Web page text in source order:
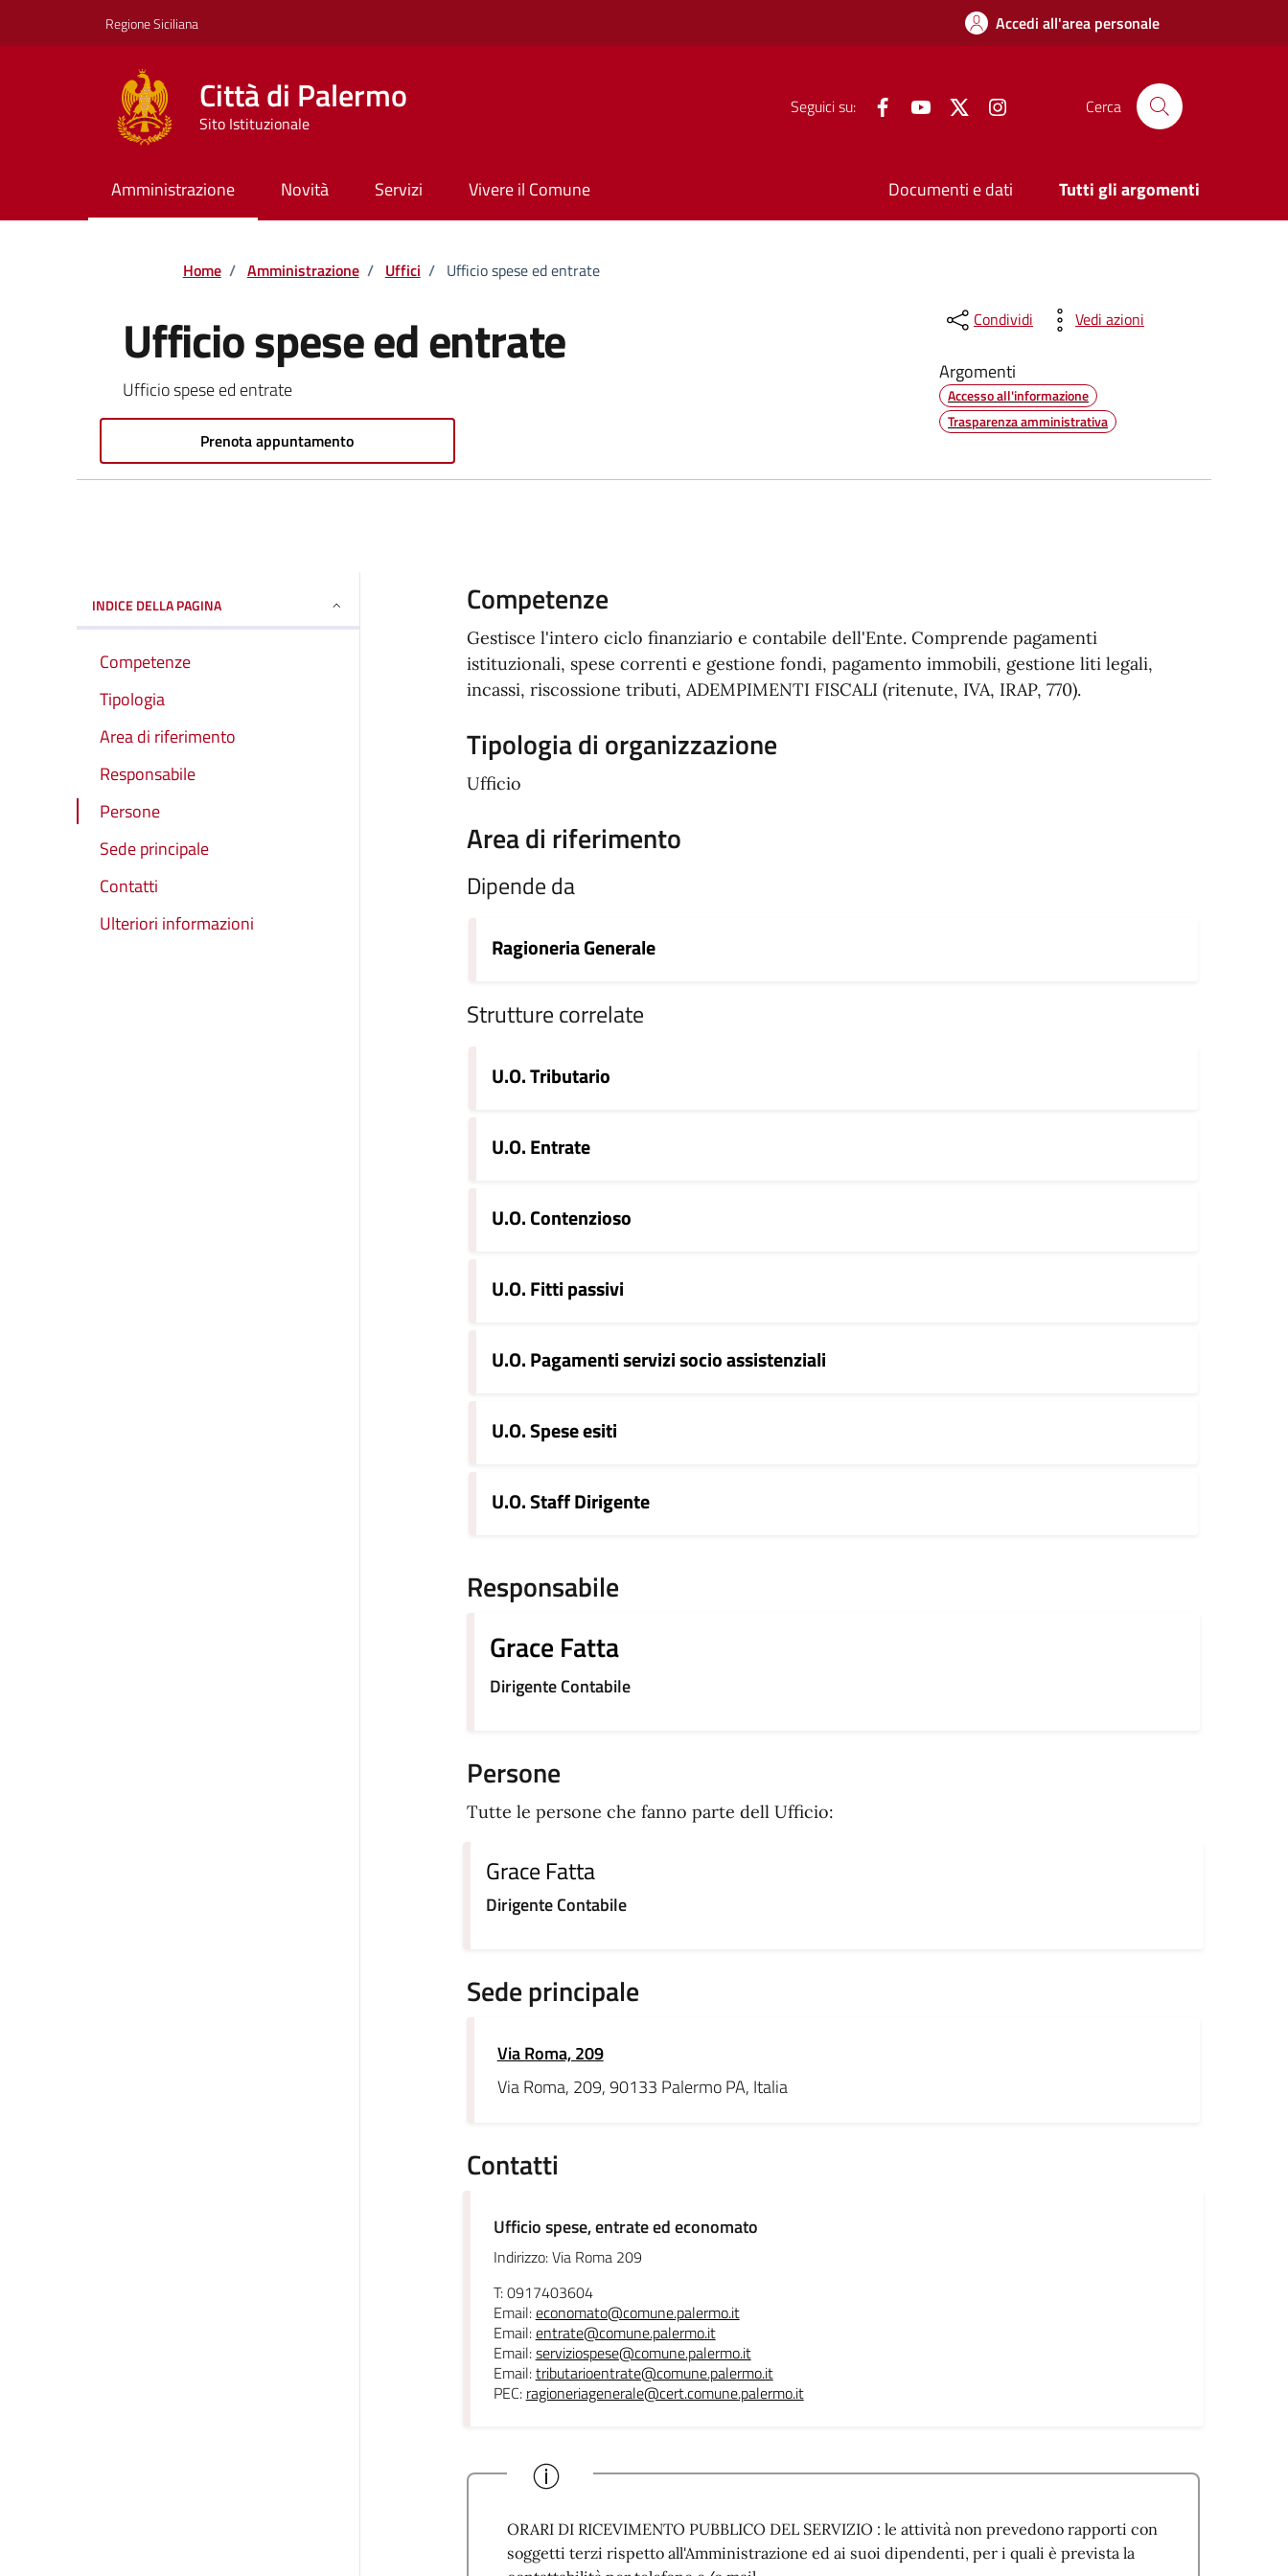
Regione Siciliana Accedi all'area personale
Città di Palermo
Sito Istituzionale
Seguici su: FacebookYouTube Twitter Cerca
Amministrazione Novità Servizi Vivere il Comune Documenti e dati Tutti gli argomenti
Home / Amministrazione / Uffici / Ufficio spese ed entrate
Ufficio spese ed entrate
Ufficio spese ed entrate
Prenota appuntamento
Condividi Vedi azioni
Argomenti
Accesso all'informazione
Trasparenza amministrativa
INDICE DELLA PAGINA
Competenze
Tipologia
Area di riferimento
Responsabile
Persone
Sede principale
Contatti
Ulteriori informazioni
Competenze
Gestisce l'intero ciclo finanziario e contabile dell'Ente. Comprende pagamenti
istituzionali, spese correnti e gestione fondi, pagamento immobili, gestione liti legali,
incassi, riscossione tributi, ADEMPIMENTI FISCALI (ritenute, IVA, IRAP, 770).
Tipologia di organizzazione
Ufficio
Area di riferimento
Dipende da
Ragioneria Generale
Strutture correlate
U.O. Tributario
U.O. Entrate
U.O. Contenzioso
U.O. Fitti passivi
U.O. Pagamenti servizi socio assistenziali
U.O. Spese esiti
U.O. Staff Dirigente
Responsabile
Grace Fatta
Dirigente Contabile
Persone
Tutte le persone che fanno parte dell Ufficio:
Grace Fatta
Dirigente Contabile
Sede principale
Via Roma, 209
Via Roma, 209, 90133 Palermo PA, Italia
Contatti
Ufficio spese, entrate ed economato
Indirizzo: Via Roma 209
T: 0917403604
Email:economato@comune.palermo.it
Email:entrate@comune.palermo.it
Email:serviziospese@comune.palermo.it
Email:tributarioentrate@comune.palermo.it
PEC: ragioneriagenerale@cert.comune.palermo.it
ORARI DI RICEVIMENTO PUBBLICO DEL SERVIZIO : le attività non prevedono rapporti con
soggetti terzi rispetto all'Amministrazione ed ai suoi dipendenti, per i quali è prevista la